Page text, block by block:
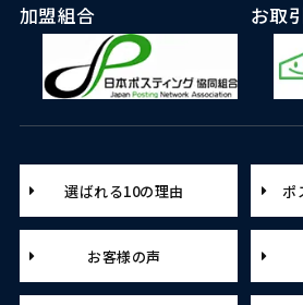
加盟組合 お取
選ばれる10の理由 ポ
お客様の声